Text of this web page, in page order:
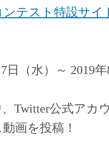
ンテスト特設サイ
（水）～ 2019
Twitter公式アカ
画を投稿！